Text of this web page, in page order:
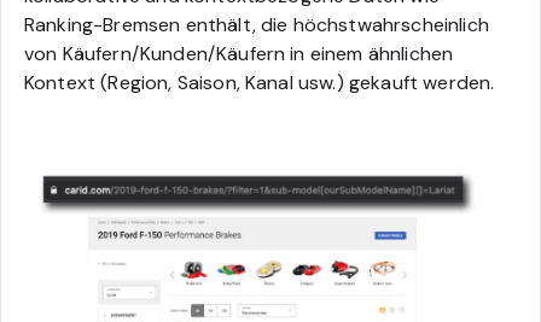
Ranking-Bremsen enthält, die höchstwahrscheinlich
von Käufern/Kunden/Käufern in einem ähnlichen
Kontext (Region, Saison, Kanal usw.) gekauft werden.